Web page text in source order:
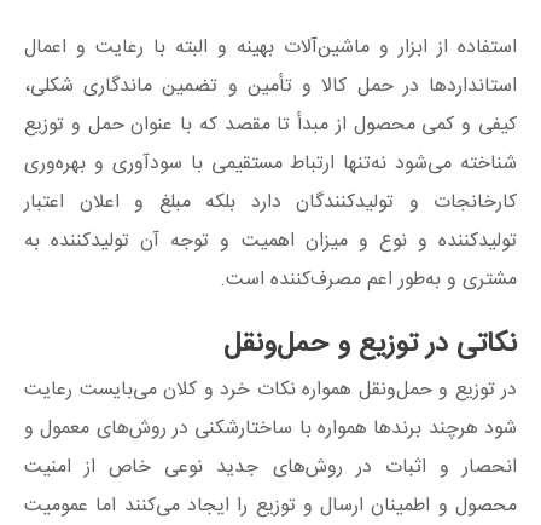
استفاده از ابزار و ماشین‌آلات بهینه و البته با رعایت و اعمال
استانداردها در حمل کالا و تأمین و تضمین ماندگاری شکلی،
کیفی و کمی محصول از مبدأ تا مقصد که با عنوان حمل و توزیع
شناخته می‌شود نه‌تنها ارتباط مستقیمی با سودآوری و بهره‌وری
کارخانجات و تولیدکنندگان دارد بلکه مبلغ و اعلان اعتبار
تولیدکننده و نوع و میزان اهمیت و توجه آن تولیدکننده به
مشتری و به‌طور اعم مصرف‌کننده است.
نکاتی در توزیع و حمل‌ونقل
در توزیع و حمل‌ونقل همواره نکات خرد و کلان می‌بایست رعایت
شود هرچند برندها همواره با ساختارشکنی در روش‌های معمول و
انحصار و اثبات در روش‌های جدید نوعی خاص از امنیت
محصول و اطمینان ارسال و توزیع را ایجاد می‌کنند اما عمومیت‌